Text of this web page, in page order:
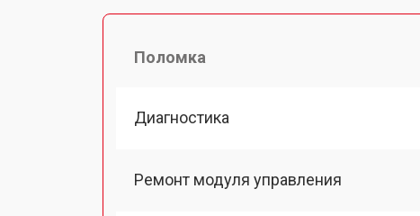
Поломка
Диагностика
Ремонт модуля управления